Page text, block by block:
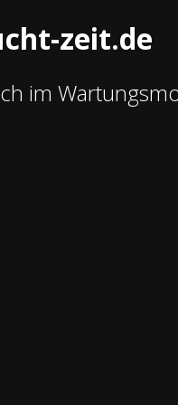
zeit.de
im